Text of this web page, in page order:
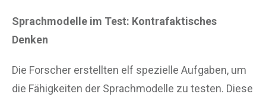
Sprachmodelle im Test: Kontrafaktisches
Denken
Die Forscher erstellten elf spezielle Aufgaben, um
die Fähigkeiten der Sprachmodelle zu testen. Diese